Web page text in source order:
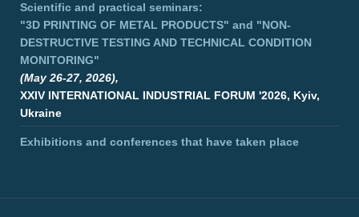
Scientific and practical seminars:
"3D PRINTING OF METAL PRODUCTS" and "NON-
DESTRUCTIVE TESTING AND TECHNICAL CONDITION
MONITORING"
(May 26-27, 2026),
XXIV INTERNATIONAL INDUSTRIAL FORUM '2026, Kyiv,
Ukraine
Exhibitions and conferences that have taken place